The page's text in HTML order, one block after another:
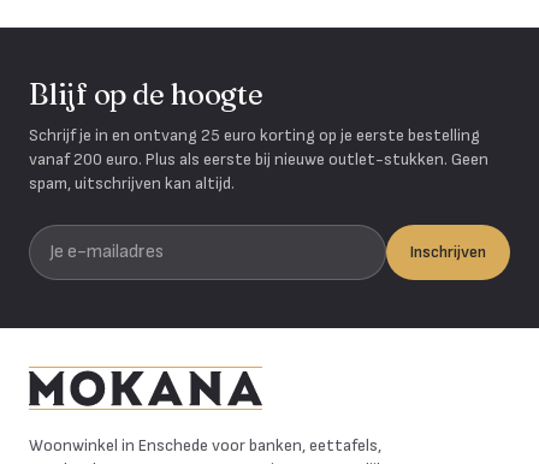
Blijf op de hoogte
Schrijf je in en ontvang 25 euro korting op je eerste bestelling
vanaf 200 euro. Plus als eerste bij nieuwe outlet-stukken. Geen
spam, uitschrijven kan altijd.
Je e-mailadres
Inschrijven
Woonwinkel in Enschede voor banken, eettafels,